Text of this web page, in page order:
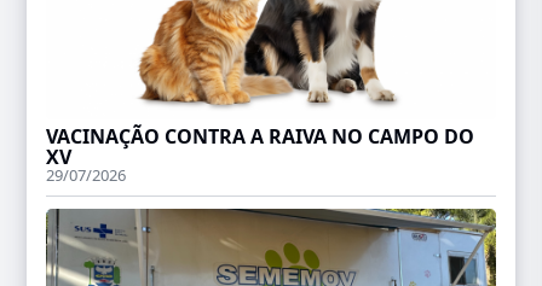
VACINAÇÃO CONTRA A RAIVA NO CAMPO DO
XV
29/07/2026